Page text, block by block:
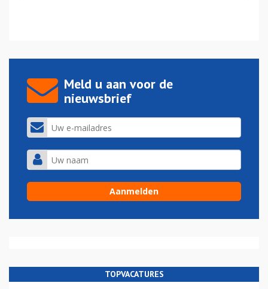
Meld u aan voor de
nieuwsbrief
TOPVACATURES